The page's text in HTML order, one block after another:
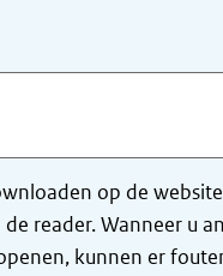
op de
reader. Wanneer u
kunnen er